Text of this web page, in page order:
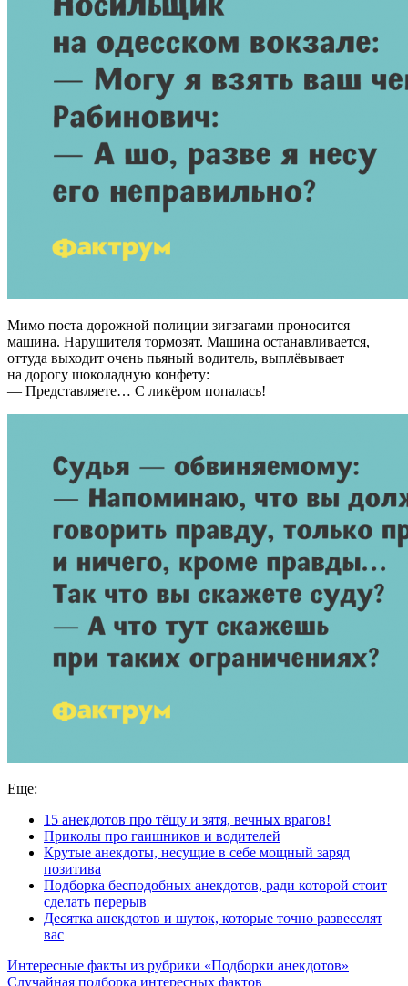
Мимо поста дорожной полиции зигзагами проносится
машина. Нарушителя тормозят. Машина останавливается,
оттуда выходит очень пьяный водитель, выплёвывает
на дорогу шоколадную конфету:
— Представляете… С ликёром попалась!
Еще:
15 анекдотов про тёщу и зятя, вечных врагов!
Приколы про гаишников и водителей
Крутые анекдоты, несущие в себе мощный заряд
позитива
Подборка бесподобных анекдотов, ради которой стоит
сделать перерыв
Десятка анекдотов и шуток, которые точно развеселят
вас
Интересные факты из рубрики «Подборки анекдотов»
Случайная подборка интересных фактов